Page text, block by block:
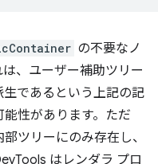
の不要なノ
、ユーザー補助ツリー
であるという上記の記
性があります。ただ
ツリーにのみ存在し、
はレンダラ プロ